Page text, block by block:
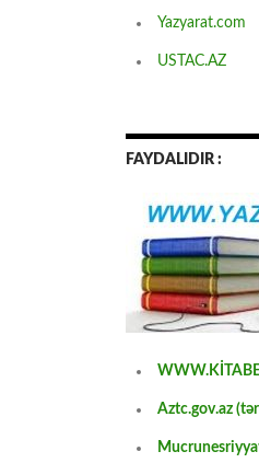
Yazyarat.com
USTAC.AZ
FAYDALIDIR :
Aztc.gov.az